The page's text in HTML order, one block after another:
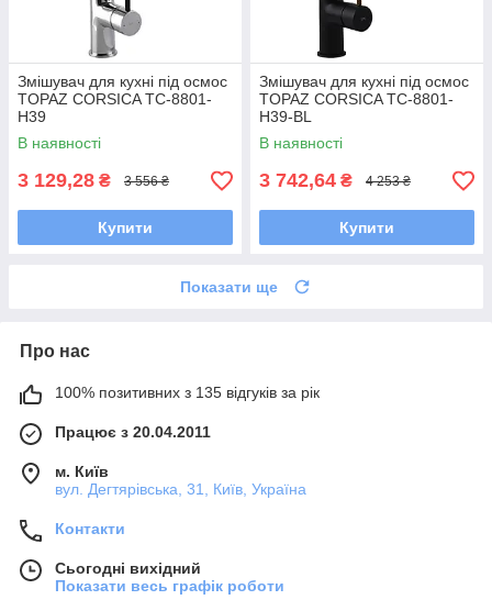
Змішувач для кухні під осмос
TOPAZ CORSICA TC-8801-
H39
В наявності
3 129,28 ₴ 3 556 ₴
Купити
Змішувач для кухні під осмос
TOPAZ CORSICA TC-8801-
H39-BL
В наявності
3 742,64 ₴ 4 253 ₴
Купити
Показати ще
Про нас
100% позитивних з 135 відгуків за рік
Працює з 20.04.2011
м. Київ
вул. Дегтярівська, 31, Київ, Україна
Контакти
Сьогодні вихідний
Показати весь графік роботи